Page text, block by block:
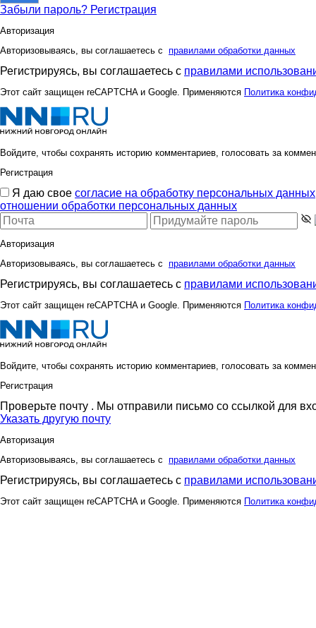
Забыли пароль? Регистрация
Авторизация
Авторизовываясь, вы соглашаетесь с правилами обработки данных
Регистрируясь, вы соглашаетесь с правилами
Этот сайт защищен reCAPTCHA и Google. Применяются Политика
Войдите, чтобы сохранять историю комментариев, голосовать за
Регистрация
Я даю свое согласие на обработку персональных данных
отношении обработки персональных данных
Авторизация
Авторизовываясь, вы соглашаетесь с правилами обработки данных
Регистрируясь, вы соглашаетесь с правилами
Этот сайт защищен reCAPTCHA и Google. Применяются Политика
Войдите, чтобы сохранять историю комментариев, голосовать за
Регистрация
Проверьте почту . Мы отправили письмо со ссылкой для
Указать другую почту
Авторизация
Авторизовываясь, вы соглашаетесь с правилами обработки данных
Регистрируясь, вы соглашаетесь с правилами
Этот сайт защищен reCAPTCHA и Google. Применяются Политика